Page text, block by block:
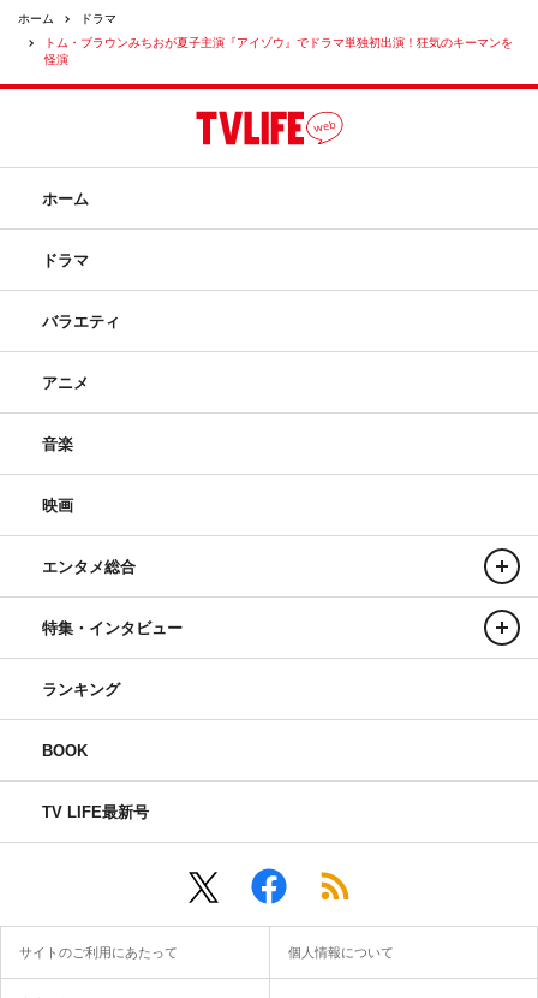
ホーム
ドラマ
トム・ブラウンみちおが夏子主演『アイゾウ』でドラマ単独初出演！狂気のキーマンを
怪演
ホーム
ドラマ
バラエティ
アニメ
音楽
映画
エンタメ総合
特集・インタビュー
ランキング
BOOK
TV LIFE最新号
サイトのご利用にあたって 個人情報について